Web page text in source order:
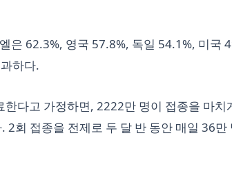
은 62.3%, 영국 57.8%, 독일 54.1%, 미국
하다.
다고 가정하면, 2222만 명이 접종을 마치
회 접종을 전제로 두 달 반 동안 매일 36만